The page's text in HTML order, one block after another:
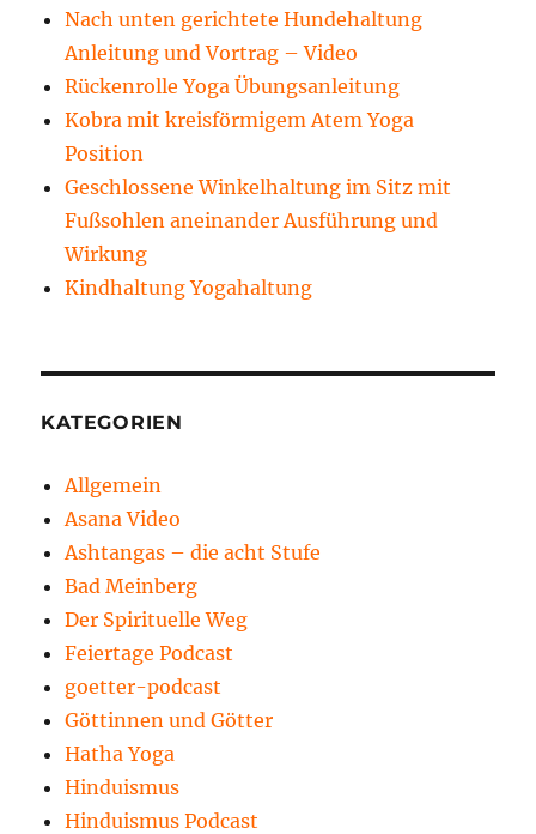
Nach unten gerichtete Hundehaltung
Anleitung und Vortrag – Video
Rückenrolle Yoga Übungsanleitung
Kobra mit kreisförmigem Atem Yoga
Position
Geschlossene Winkelhaltung im Sitz mit
Fußsohlen aneinander Ausführung und
Wirkung
Kindhaltung Yogahaltung
KATEGORIEN
Allgemein
Asana Video
Ashtangas – die acht Stufe
Bad Meinberg
Der Spirituelle Weg
Feiertage Podcast
goetter-podcast
Göttinnen und Götter
Hatha Yoga
Hinduismus
Hinduismus Podcast